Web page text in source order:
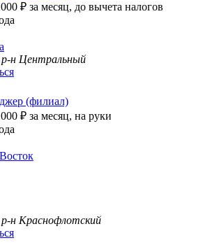
₽ за месяц, до вычета налогов
р-н Центральный
(филиал)
₽ за месяц, на руки
р-н Краснофлотский